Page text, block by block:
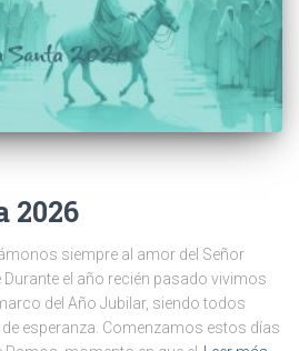
2026
siempre al amor del Señor
el año recién pasado vivimos
del Año Jubilar, siendo todos
esperanza. Comenzamos estos días